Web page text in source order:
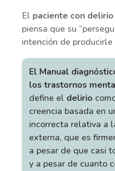
El paciente con
piensa que su
intención de producirle
El Manual
los trastornos
define el delirio
creencia basada en
incorrecta relativa a
externa, que es
a pesar de que casi
y a pesar de cuanto